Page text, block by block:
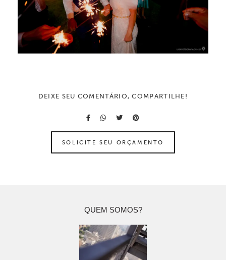
DEIXE SEU COMENTÁRIO, COMPARTILHE!
SOLICITE SEU ORÇAMENTO
QUEM SOMOS?